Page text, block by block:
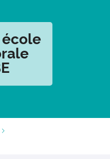
école